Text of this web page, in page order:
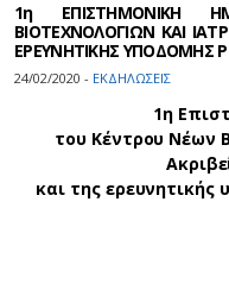
1η ΕΠΙΣΤΗΜΟΝΙΚΗ
ΒΙΟΤΕΧΝΟΛΟΓΙΩΝ ΚΑΙ
ΕΡΕΥΝΗΤΙΚΗΣ ΥΠΟΔΟΜΗΣ
24/02/2020 - ΕΚΔΗΛΩΣΕΙΣ
1η
του Κέντρου Νέων
και της ερευνητικής